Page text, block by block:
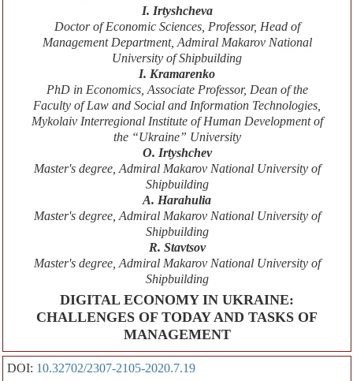
I. Irtyshcheva
Doctor of Economic Sciences, Professor, Head of
Management Department, Admiral Makarov National
University of Shipbuilding
I. Kramarenko
PhD in Economics, Associate Professor, Dean of the
Faculty of Law and Social and Information Technologies,
Mykolaiv Interregional Institute of Human Development of
the “Ukraine” University
O. Irtyshchev
Mаstеr's dеgrее, Admiral Makarov National University of
Shipbuilding
A. Harahulia
Mаstеr's dеgrее, Admiral Makarov National University of
Shipbuilding
R. Stavtsov
Mаstеr's dеgrее, Admiral Makarov National University of
Shipbuilding
DIGITAL ECONOMY IN UKRAINE:
CHALLENGES OF TODAY AND TASKS OF
MANAGEMENT
DOI: 10.32702/2307-2105-2020.7.19